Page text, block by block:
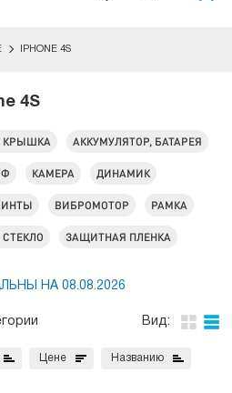
IPHONE 4S
4S
КРЫШКА АККУМУЛЯТОР, БАТАРЕЯ
КАМЕРА ДИНАМИК
ВИБРОМОТОР РАМКА
ЗАЩИТНАЯ ПЛЕНКА
НА 08.08.2026
Вид:
Цене Названию